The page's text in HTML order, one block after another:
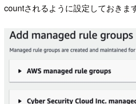
countされるように設定しておきます